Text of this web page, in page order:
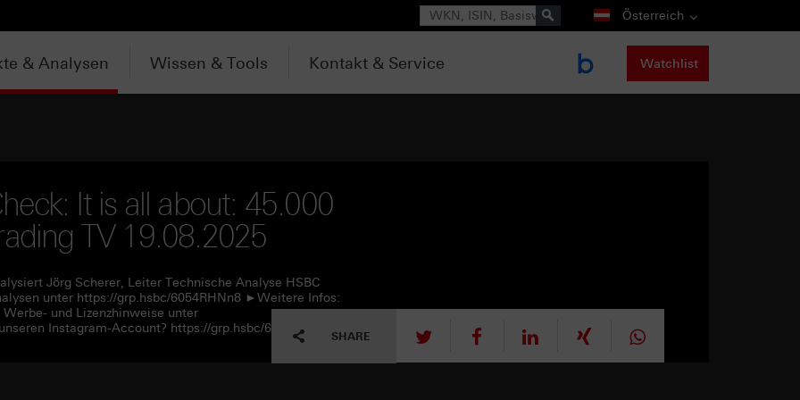
Suche Österreich
& Analysen Wissen & Tools Kontakt & Service Watchlist
It is all about: 45.000
TV 19.08.2025
Jörg Scherer, Leiter Technische Analyse HSBC
unter https://grp.hsbc/6054RHNn8 ►Weitere Infos:
und Lizenzhinweise unter
Instagram-Account? https://grp.hsbc/6057RHNn1
SHARE tweet mitteilen